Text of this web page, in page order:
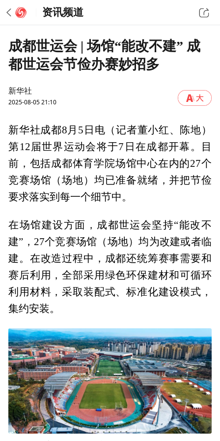
资讯频道
成都世运会 | 场馆“能改不建” 成
都世运会节俭办赛妙招多
新华社
2025-08-05 21:10
新华社成都8月5日电（记者董小红、陈地）
第12届世界运动会将于7日在成都开幕。目
前，包括成都体育学院场馆中心在内的27个
竞赛场馆（场地）均已准备就绪，并把节俭
要求落实到每一个细节中。
在场馆建设方面，成都世运会坚持“能改不
建”，27个竞赛场馆（场地）均为改建或者临
建。在改造过程中，成都还统筹赛事需要和
赛后利用，全部采用绿色环保建材和可循环
利用材料，采取装配式、标准化建设模式，
集约安装。